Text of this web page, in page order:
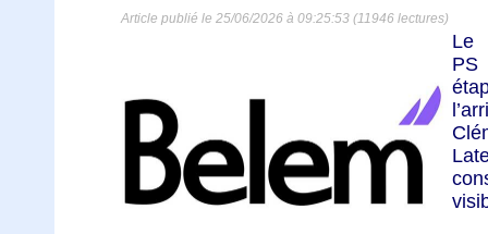
Article publié le 25/06/2026 à 09:25:53 (11946 lectures)
Le
PS